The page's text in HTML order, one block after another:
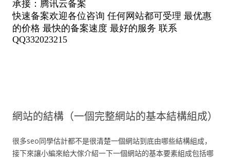
網站的結構（一個完整網站的基本結構組成）
很多seo同學估計都不是很清楚一個網站到底由哪些結構組成，
接下來讓小編來給大傢介紹一下一個網站的基本要素組成包括哪